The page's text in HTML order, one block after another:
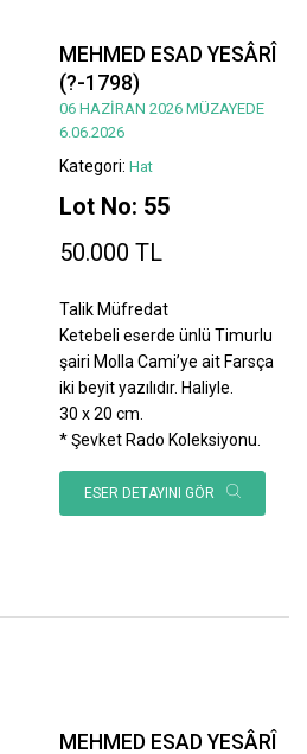
MEHMED ESAD YESÂRÎ
(?-1798)
06 HAZİRAN 2026 MÜZAYEDE
6.06.2026
Kategori: Hat
Lot No: 55
50.000 TL
Talik Müfredat
Ketebeli eserde ünlü Timurlu
şairi Molla Cami’ye ait Farsça
iki beyit yazılıdır. Haliyle.
30 x 20 cm.
* Şevket Rado Koleksiyonu.
ESER DETAYINI GÖR
MEHMED ESAD YESÂRÎ